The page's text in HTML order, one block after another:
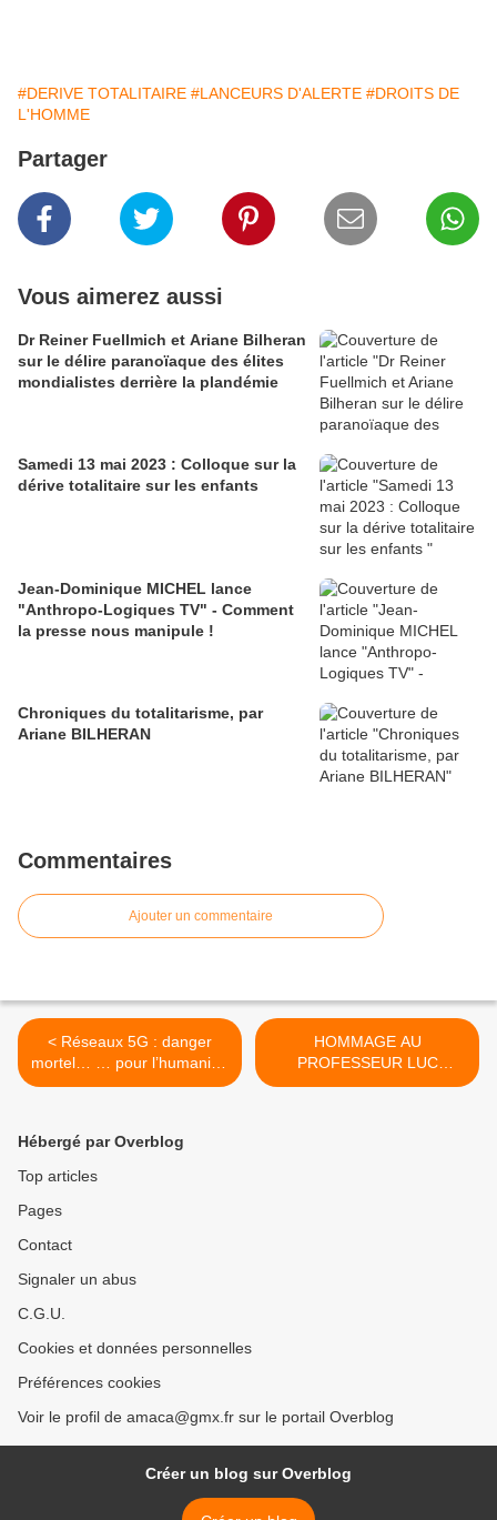
#DERIVE TOTALITAIRE #LANCEURS D'ALERTE #DROITS DE
L'HOMME
Partager
Vous aimerez aussi
Dr Reiner Fuellmich et Ariane Bilheran
sur le délire paranoïaque des élites
mondialistes derrière la plandémie
Samedi 13 mai 2023 : Colloque sur la
dérive totalitaire sur les enfants
Jean-Dominique MICHEL lance
"Anthropo-Logiques TV" - Comment
la presse nous manipule !
Chroniques du totalitarisme, par
Ariane BILHERAN
Commentaires
Ajouter un commentaire
< Réseaux 5G : danger
mortel… … pour l’humanité,
à neutraliser d’urgence !
HOMMAGE AU
PROFESSEUR LUC
MONTAGNIER >
Hébergé par Overblog
Top articles
Pages
Contact
Signaler un abus
C.G.U.
Cookies et données personnelles
Préférences cookies
Voir le profil de amaca@gmx.fr sur le portail Overblog
Créer un blog sur Overblog